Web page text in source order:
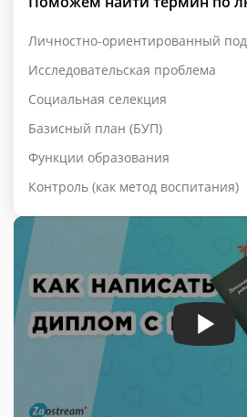
Личностно-ориентированный
Исследовательская проблема
Социальная селекция
Базисный план (БУП)
Функции образования
Контроль (как метод воспитания)